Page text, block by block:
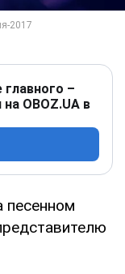
главного –
OBOZ.UA в
песенном